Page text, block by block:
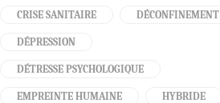
CRISE SANITAIRE DÉCONFINEMENT
DÉPRESSION
DÉTRESSE PSYCHOLOGIQUE
EMPREINTE HUMAINE HYBRIDE